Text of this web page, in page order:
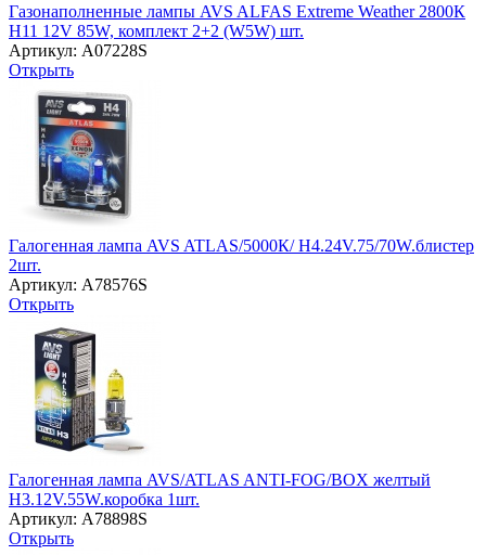
Газонаполненные лампы AVS ALFAS Extreme Weather 2800К
H11 12V 85W, комплект 2+2 (W5W) шт.
Артикул: A07228S
Открыть
Галогенная лампа AVS ATLAS/5000К/ H4.24V.75/70W.блистер
2шт.
Артикул: A78576S
Открыть
Галогенная лампа AVS/ATLAS ANTI-FOG/BOX желтый
H3.12V.55W.коробка 1шт.
Артикул: A78898S
Открыть